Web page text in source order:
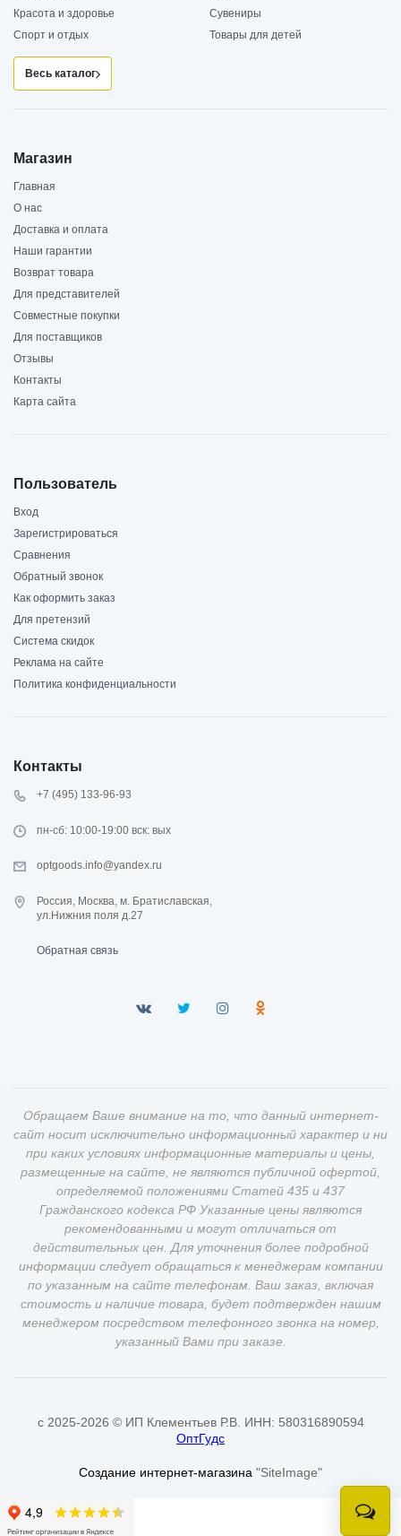
Красота и здоровье
Сувениры
Спорт и отдых
Товары для детей
Весь каталог
Магазин
Главная
О нас
Доставка и оплата
Наши гарантии
Возврат товара
Для представителей
Совместные покупки
Для поставщиков
Отзывы
Контакты
Карта сайта
Пользователь
Вход
Зарегистрироваться
Сравнения
Обратный звонок
Как оформить заказ
Для претензий
Система скидок
Реклама на сайте
Политика конфиденциальности
Контакты
+7 (495) 133-96-93
пн-сб: 10:00-19:00 вск: вых
optgoods.info@yandex.ru
Россия, Москва, м. Братиславская,
ул.Нижния поля д.27
Обратная связь
Обращаем Ваше внимание на то, что данный интернет-
сайт носит исключительно информационный характер и ни
при каких условиях информационные материалы и цены,
размещенные на сайте, не являются публичной офертой,
определяемой положениями Статей 435 и 437
Гражданского кодекса РФ Указанные цены являются
рекомендованными и могут отличаться от
действительных цен. Для уточнения более подробной
информации следует обращаться к менеджерам компании
по указанным на сайте телефонам. Ваш заказ, включая
стоимость и наличие товара, будет подтвержден нашим
менеджером посредством телефонного звонка на номер,
указанный Вами при заказе.
c 2025-2026 © ИП Клементьев Р.В. ИНН: 580316890594
ОптГудс
Создание интернет-магазина "SiteImage"